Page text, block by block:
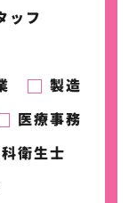
ッフ
製造
医療事務
衛生士